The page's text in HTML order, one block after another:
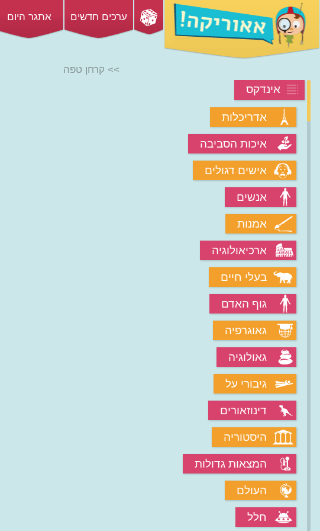
ערכים חדשים אתגר היום
אינדקס
אדריכלות
איכות הסביבה
אישים דגולים
אנשים
אמנות
ארכיאולוגיה
בעלי חיים
גוף האדם
גאוגרפיה
גאולוגיה
גיבורי על
דינוזאורים
היסטוריה
המצאות גדולות
העולם
חלל
>> קרחן טפה